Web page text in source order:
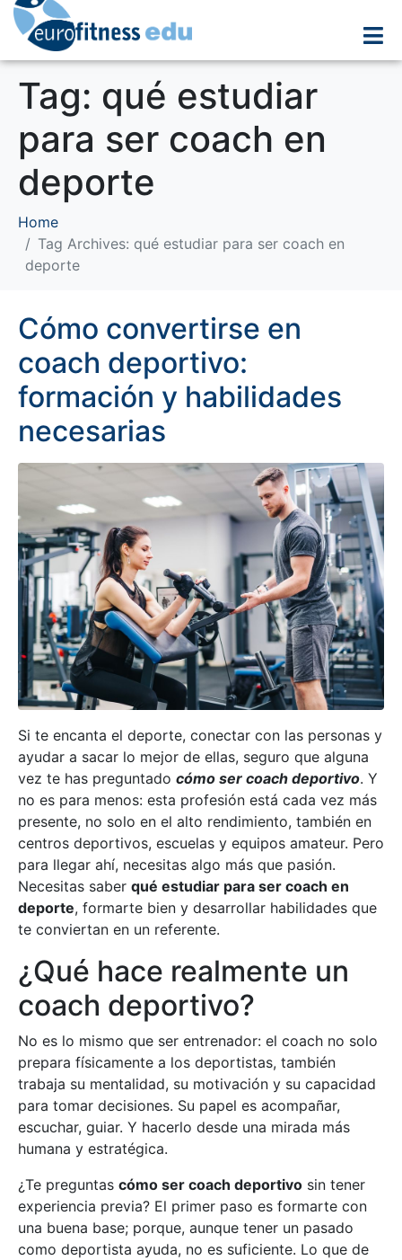
Tag: qué estudiar
para ser coach en
deporte
Home
Tag Archives: qué estudiar para ser coach en
deporte
Cómo convertirse en
coach deportivo:
formación y habilidades
necesarias
Si te encanta el deporte, conectar con las personas y
ayudar a sacar lo mejor de ellas, seguro que alguna
vez te has preguntado cómo ser coach deportivo. Y
no es para menos: esta profesión está cada vez más
presente, no solo en el alto rendimiento, también en
centros deportivos, escuelas y equipos amateur. Pero
para llegar ahí, necesitas algo más que pasión.
Necesitas saber qué estudiar para ser coach en
deporte, formarte bien y desarrollar habilidades que
te conviertan en un referente.
¿Qué hace realmente un
coach deportivo?
No es lo mismo que ser entrenador: el coach no solo
prepara físicamente a los deportistas, también
trabaja su mentalidad, su motivación y su capacidad
para tomar decisiones. Su papel es acompañar,
escuchar, guiar. Y hacerlo desde una mirada más
humana y estratégica.
¿Te preguntas cómo ser coach deportivo sin tener
experiencia previa? El primer paso es formarte con
una buena base; porque, aunque tener un pasado
como deportista ayuda, no es suficiente. Lo que de